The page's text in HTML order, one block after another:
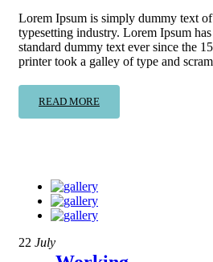
Lorem Ipsum is simply dummy text
typesetting industry. Lorem Ipsum has
standard dummy text ever since the
printer took a galley of type and
READ MORE
22 July